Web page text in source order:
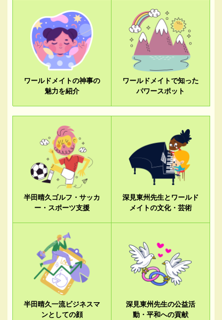
ワールドメイトの神事の
魅力を紹介
ワールドメイトで知った
パワースポット
半田晴久ゴルフ・サッカ
ー・スポーツ支援
深見東州先生とワールド
メイトの文化・芸術
半田晴久一流ビジネスマ
ンとしての顔
深見東州先生の公益活
動・平和への貢献